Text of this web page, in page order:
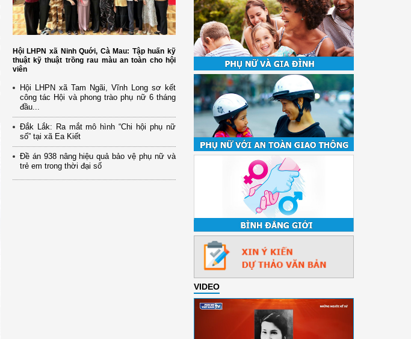
Hội LHPN xã Ninh Quới, Cà Mau: Tập huấn kỹ
thuật kỹ thuật trồng rau màu an toàn cho hội
viên
Hội LHPN xã Tam Ngãi, Vĩnh Long sơ kết
công tác Hội và phong trào phụ nữ 6 tháng
đầu...
Đắk Lắk: Ra mắt mô hình “Chi hội phụ nữ
số” tại xã Ea Kiết
Đề án 938 nâng hiệu quả bảo vệ phụ nữ và
trẻ em trong thời đại số
VIDEO